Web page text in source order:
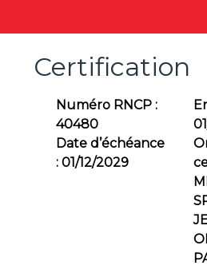
Certification
Numéro RNCP :
40480
Date d’échéance
: 01/12/2029